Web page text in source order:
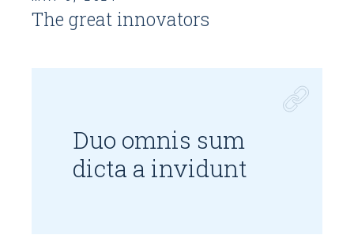
The great innovators
Duo omnis sum
dicta a invidunt